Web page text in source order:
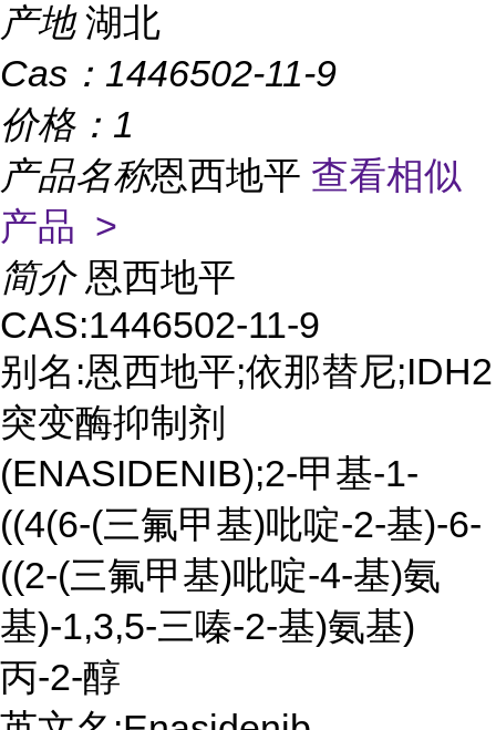
产地 湖北
Cas： 1446502-11-9
价格： 1
产品名称恩西地平 查看相似
产品 >
简介 恩西地平
CAS:1446502-11-9
别名:恩西地平;依那替尼;IDH2
突变酶抑制剂
(ENASIDENIB);2-甲基-1-
((4(6-(三氟甲基)吡啶-2-基)-6-
((2-(三氟甲基)吡啶-4-基)氨
基)-1,3,5-三嗪-2-基)氨基)
丙-2-醇